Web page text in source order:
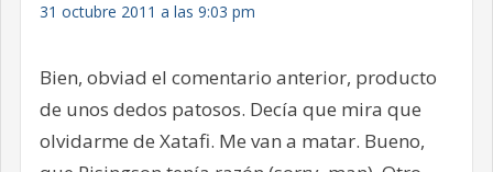
31 octubre 2011 a las 9:03 pm
Bien, obviad el comentario anterior, producto
de unos dedos patosos. Decía que mira que
olvidarme de Xatafi. Me van a matar. Bueno,